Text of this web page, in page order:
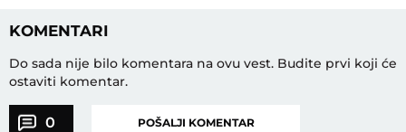
KOMENTARI
Do sada nije bilo komentara na ovu vest. Budite prvi koji će
ostaviti komentar.
0 POŠALJI KOMENTAR